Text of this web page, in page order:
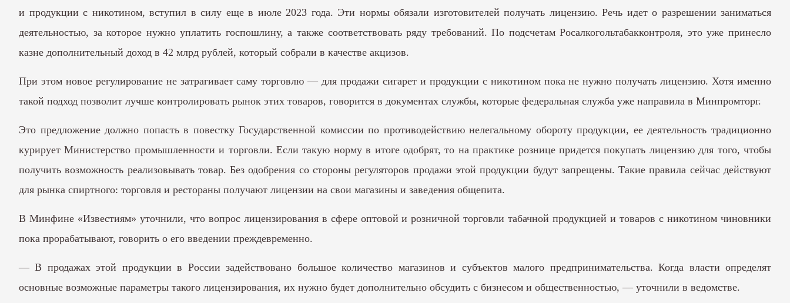
и продукции с никотином, вступил в силу еще в июле 2023 года. Эти нормы обязали изготовителей получать лицензию. Речь идет о разрешении заниматься
деятельностью, за которое нужно уплатить госпошлину, а также соответствовать ряду требований. По подсчетам Росалкогольтабакконтроля, это уже принесло
казне дополнительный доход в 42 млрд рублей, который собрали в качестве акцизов.
При этом новое регулирование не затрагивает саму торговлю — для продажи сигарет и продукции с никотином пока не нужно получать лицензию. Хотя именно
такой подход позволит лучше контролировать рынок этих товаров, говорится в документах службы, которые федеральная служба уже направила в Минпромторг.
Это предложение должно попасть в повестку Государственной комиссии по противодействию нелегальному обороту продукции, ее деятельность традиционно
курирует Министерство промышленности и торговли. Если такую норму в итоге одобрят, то на практике рознице придется покупать лицензию для того, чтобы
получить возможность реализовывать товар. Без одобрения со стороны регуляторов продажи этой продукции будут запрещены. Такие правила сейчас действуют
для рынка спиртного: торговля и рестораны получают лицензии на свои магазины и заведения общепита.
В Минфине «Известиям» уточнили, что вопрос лицензирования в сфере оптовой и розничной торговли табачной продукцией и товаров с никотином чиновники
пока прорабатывают, говорить о его введении преждевременно.
— В продажах этой продукции в России задействовано большое количество магазинов и субъектов малого предпринимательства. Когда власти определят
основные возможные параметры такого лицензирования, их нужно будет дополнительно обсудить с бизнесом и общественностью, — уточнили в ведомстве.